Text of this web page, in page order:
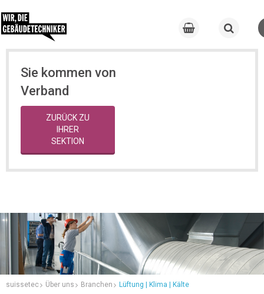
Sie kommen von
Verband
ZURÜCK ZU
IHRER
SEKTION
suissetec Über uns Branchen Lüftung | Klima | Kälte